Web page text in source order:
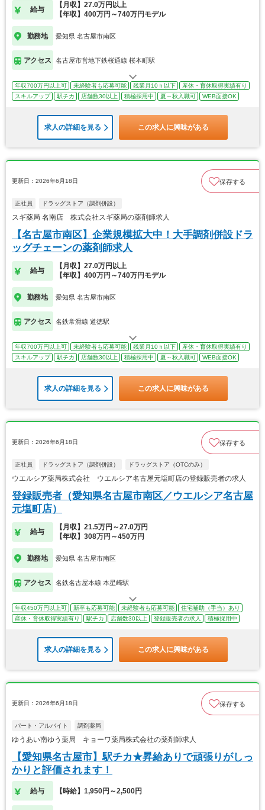
給与
【月収】27.0万円以上
【年収】400万円～740万円モデル
勤務地 愛知県 名古屋市南区
アクセス 名古屋市営地下鉄桜通線 桜本町駅
年収700万円以上可 未経験者も応募可能 残業月10ｈ以下
産休・育休取得実績有り
スキルアップ
駅チカ 店舗数30以上 積極採用中 夏～秋入職可 WEB面接OK
求人の詳細を見る この求人に興味がある
更新日：2026年6月18日 保存する
正社員 ドラッグストア（調剤併設）
スギ薬局 名南店 株式会社スギ薬局の薬剤師求人
【名古屋市南区】企業規模拡大中！大手調剤併設ドラ
ッグチェーンの薬剤師求人
給与
【月収】27.0万円以上
【年収】400万円～740万円モデル
勤務地 愛知県 名古屋市南区
アクセス 名鉄常滑線 道徳駅
年収700万円以上可 未経験者も応募可能 残業月10ｈ以下
産休・育休取得実績有り
スキルアップ
駅チカ 店舗数30以上 積極採用中 夏～秋入職可 WEB面接OK
求人の詳細を見る この求人に興味がある
更新日：2026年6月18日 保存する
正社員 ドラッグストア（調剤併設） ドラッグストア（OTCのみ）
ウエルシア薬局株式会社 ウエルシア名古屋元塩町店の登録販売者の求人
登録販売者（愛知県名古屋市南区／ウエルシア名古屋
元塩町店）
給与
【月収】21.5万円～27.0万円
【年収】308万円～450万円
勤務地 愛知県 名古屋市南区
アクセス 名鉄名古屋本線 本星崎駅
年収450万円以上可 新卒も応募可能 未経験者も応募可能
住宅補助（手当）あり
産休・育休取得実績有り
駅チカ 店舗数30以上 登録販売者の求人 積極採用中
求人の詳細を見る この求人に興味がある
更新日：2026年6月18日 保存する
パート・アルバイト 調剤薬局
ゆうあい南ゆう薬局 キョーワ薬局株式会社の薬剤師求人
【愛知県名古屋市】駅チカ★昇給ありで頑張りがしっ
かりと評価されます！
給与 【時給】1,950円～2,500円